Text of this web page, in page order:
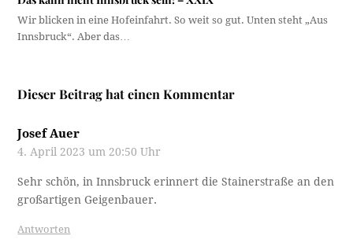
Wir blicken in eine Hofeinfahrt. So weit so gut. Unten steht „Aus
Innsbruck“. Aber das…
Dieser Beitrag hat einen Kommentar
Josef Auer
4. April 2023 um 20:50 Uhr
Sehr schön, in Innsbruck erinnert die Stainerstraße an den
großartigen Geigenbauer.
Antworten